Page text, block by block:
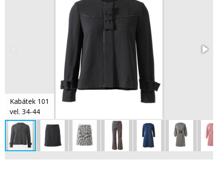
Kabátek 101
vel. 34-44